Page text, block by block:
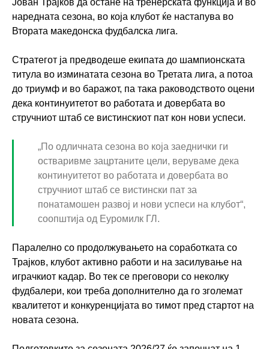
наредната сезона, во која клубот ќе настапува во
Втората македонска фудбалска лига.
Стратегот ја предводеше екипата до шампионската
титула во изминатата сезона во Третата лига, а потоа
до триумф и во баражот, па така раководството оцени
дека континуитетот во работата и довербата во
стручниот штаб се вистинскиот пат кон нови успеси.
„По одличната сезона во која заеднички ги
остваривме зацртаните цели, веруваме дека
континуитетот во работата и довербата во
стручниот штаб се вистински пат за
понатамошен развој и нови успеси на клубот“,
соопштија од Еуромилк ГЛ.
Паралелно со продолжувањето на соработката со
Трајков, клубот активно работи и на засилување на
играчкиот кадар. Во тек се преговори со неколку
фудбалери, кои треба дополнително да го зголемат
квалитетот и конкуренцијата во тимот пред стартот на
новата сезона.